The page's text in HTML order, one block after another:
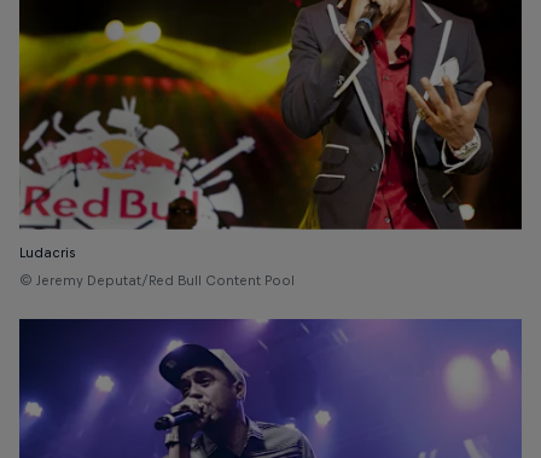
Ludacris
© Jeremy Deputat/Red Bull Content Pool